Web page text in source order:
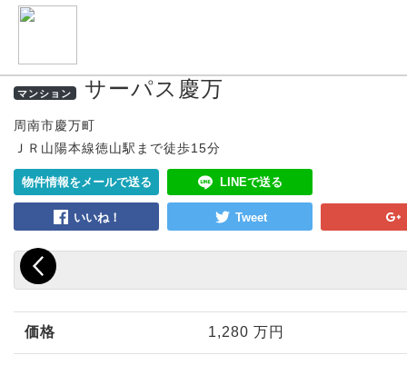
マンション サーパス慶万
周南市慶万町
ＪＲ山陽本線徳山駅まで徒歩15分
物件情報をメールで送る LINEで送る
価格 1,280 万円